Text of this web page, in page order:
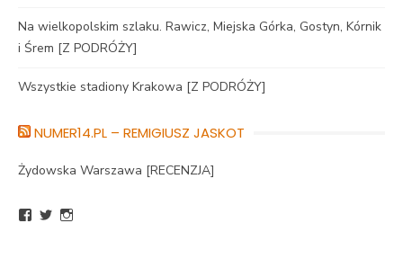
Na wielkopolskim szlaku. Rawicz, Miejska Górka, Gostyn, Kórnik
i Śrem [Z PODRÓŻY]
Wszystkie stadiony Krakowa [Z PODRÓŻY]
NUMER14.PL – REMIGIUSZ JASKOT
Żydowska Warszawa [RECENZJA]
ZobaczZobacz